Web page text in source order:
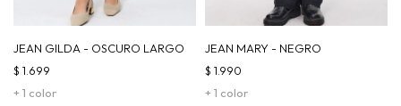
JEAN GILDA - OSCURO LARGO
+ 1 color
$ 1.699
JEAN MARY - NEGRO
+ 1 color
$ 1.990